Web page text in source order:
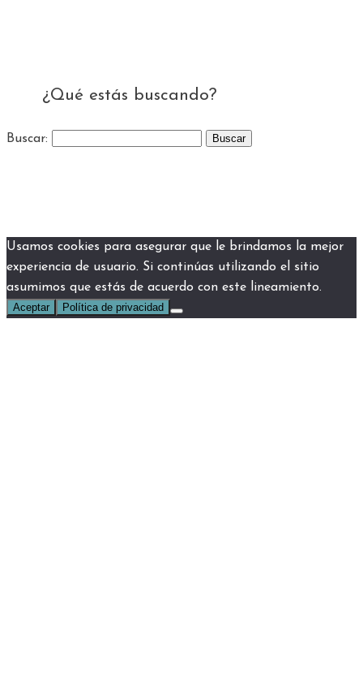
¿Qué estás buscando?
Buscar:
Usamos cookies para asegurar que le brindamos la mejor
experiencia de usuario. Si continúas utilizando el sitio
asumimos que estás de acuerdo con este lineamiento.
Aceptar Política de privacidad